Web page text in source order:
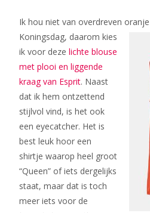
Ik hou niet van overdreven
Koningsdag, daarom kies
ik voor deze lichte blouse
met plooi en liggende
kraag van Esprit. Naast
dat ik hem ontzettend
stijlvol vind, is het ook
een eyecatcher. Het is
best leuk hoor een
shirtje waarop heel groot
“Queen” of iets dergelijks
staat, maar dat is toch
meer iets voor de